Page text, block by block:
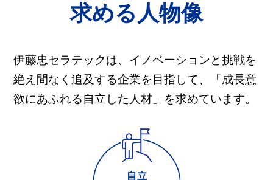
求める人物像
伊藤忠セラテックは、イノベーションと挑戦を
絶え間なく追及する企業を目指して、
「成長意
欲にあふれる自立した人材」を求めています。